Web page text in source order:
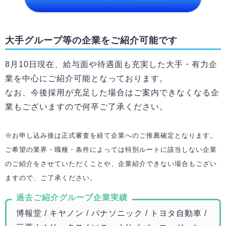
大手グループ等の企業をご紹介可能です
8月10日 現在、給与面や待遇面も充実した大手・有力企
業を中心にご紹介可能となっております。
なお、今後採用が充足した場合はご案内できなくなる企
業もございますので何卒ご了承ください。
※お申し込み後は正式審査を経て企業へのご推薦確定となります。
ご希望の業界・職種・条件によっては特別ルートに該当しない企業
のご紹介をさせていただくことや、企業紹介できない場合もござい
ますので、ご了承ください。
過去ご紹介グループ企業実績
博報堂 / キヤノン / パナソニック / トヨタ自動車 /